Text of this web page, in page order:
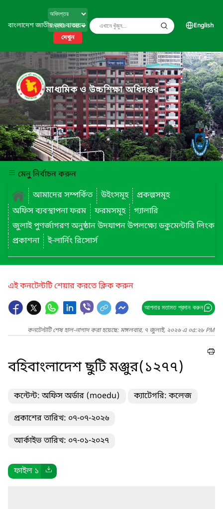
বাংলাদেশ জাতীয় তথ্য বাতায়ন
দেখুন
English
মাধ্যমিক ও উচ্চশিক্ষা অধিদপ্তর
মেনু নির্বাচন করুন
আমাদের সম্পর্কিত
উইংসমূহ
প্রকল্পসমূহ
অফিস ব্যবস্থাপনা ফরম
ফরমসমূহ
গ্যালারি
জুলাই পুণর্জাগরণ অনুষ্ঠান উদযাপন উপলক্ষ্যে ডকুমেন্টারি লিংক
প্রকাশনা
ই-লার্নিং রিসোর্স
এই কনটেন্টটি শেয়ার করতে ক্লিক করুন
আপনার মতামত প্রদান করুন
কনটেন্টটি শেষ হাল-নাগাদ করা হয়েছে: মঙ্গলবার, ৭ জুলাই, ২০২৬ এ ০৫:২৮ PM
বহিবাংলাদেশ ছুটি মঞ্জুর(১২৭৭)
কন্টেন্ট: অফিস অর্ডার (moedu) ক্যাটেগরি: কলেজ
প্রকাশের তারিখ: ০৭-০৭-২০২৬
আর্কাইভ তারিখ: ০৭-০১-২০২৭
ফাইল ১